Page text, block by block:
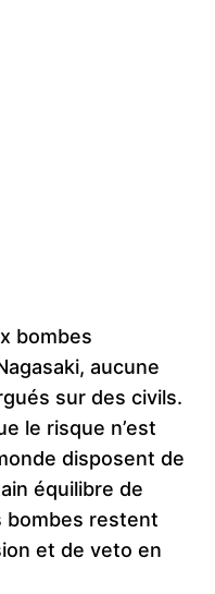
bombes
aucune
sur des civils.
le risque n’est
disposent de
équilibre de
restent
et de veto en